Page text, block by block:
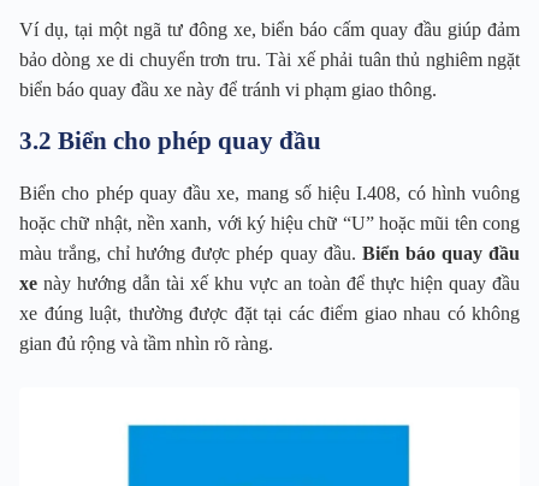
Ví dụ, tại một ngã tư đông xe, biển báo cấm quay đầu giúp đảm
bảo dòng xe di chuyển trơn tru. Tài xế phải tuân thủ nghiêm ngặt
biển báo quay đầu xe này để tránh vi phạm giao thông.
3.2 Biển cho phép quay đầu
Biển cho phép quay đầu xe, mang số hiệu I.408, có hình vuông
hoặc chữ nhật, nền xanh, với ký hiệu chữ “U” hoặc mũi tên cong
màu trắng, chỉ hướng được phép quay đầu. Biển báo quay đầu
xe này hướng dẫn tài xế khu vực an toàn để thực hiện quay đầu
xe đúng luật, thường được đặt tại các điểm giao nhau có không
gian đủ rộng và tầm nhìn rõ ràng.